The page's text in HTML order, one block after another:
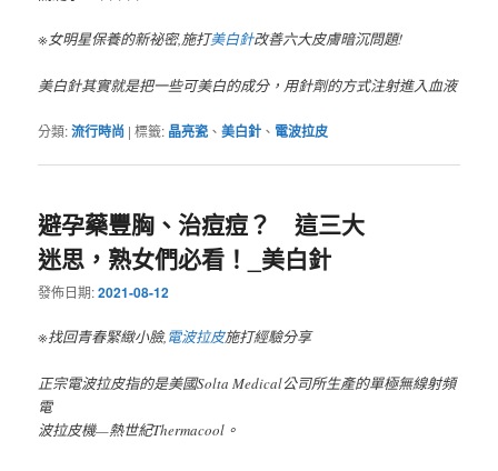
※女明星保養的新祕密,施打美白針改善六大皮膚暗沉問題!
美白針其實就是把一些可美白的成分，用針劑的方式注射進入血液
分類:流行時尚 |標籤: 晶亮瓷 、美白針 、 電波拉皮
避孕藥豐胸、治痘痘？ 這三大
迷思，熟女們必看！_美白針
發佈日期:2021-08-12
※找回青春緊緻小臉,電波拉皮施打經驗分享
正宗電波拉皮指的是美國Solta Medical公司所生產的單極無線射頻
電
波拉皮機—熱世紀Thermacool。